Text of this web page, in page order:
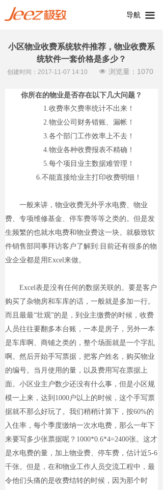
导航 끀
小区物业收费系统软件推荐，物业收费系
统软件一套价格是多少？
你所在的物业是否存在以下几大问题？
1.收费率欠费率统计不出来！
2.物业公司财务错账、漏帐！
3.各个部门工作效率上不去！
4.物业各种收费报表不精确！
5.每个项目业主数据难管理！
6.不能直接给业主打印收费明细！
一般来讲，物业收费无外乎水电费、物业
费、专项维修基金、停车费等等之类的。但是发
生频繁的也就水电费和物业费这一块。就极致软
件销售部同事拜访客户了解到:目前还有很多的物
业企业都是用Excel来做。
Excel表是没有任何的数据关联的。要是客户
购买了杂物房和车库的话，一般就是多加一行。
而且最最“壮观”的是，到业主缴费的时候，收费
人员往往要翻多本台账，一本是房子，另外一本
是车库啊、商铺之类的，整个场面就是一个字乱
啊。然后开始手写票据，把客户姓名，购买物业
的编号。当月使用的量，以及费用写在票据上
面。小区业主户数少还没有什么事，但是小区规
模一上来，达到1000户以上的时候，这个手写票
据就不那么好玩了。我们稍稍计算下，按60%的
入住率，每个季度缴纳一次水电费，那么一年下
来要写多少张票据呢？1000*0.6*4=2400张。这才
是水电费的量，加上物业费、停车费，估计近5-6
千张。但是，在和物业工作人员交流工程中，最
令他们头痛的是收费结转的时候，因为那个时
创建时间： 2017-11-07 14:10 넶 浏览量： 1070